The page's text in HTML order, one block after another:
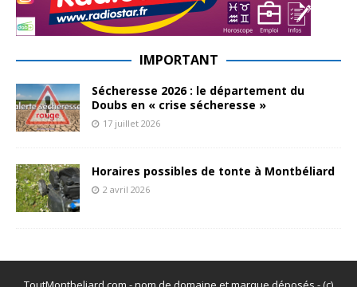
IMPORTANT
Sécheresse 2026 : le département du
Doubs en « crise sécheresse »
17 juillet 2026
Horaires possibles de tonte à Montbéliard
2 avril 2026